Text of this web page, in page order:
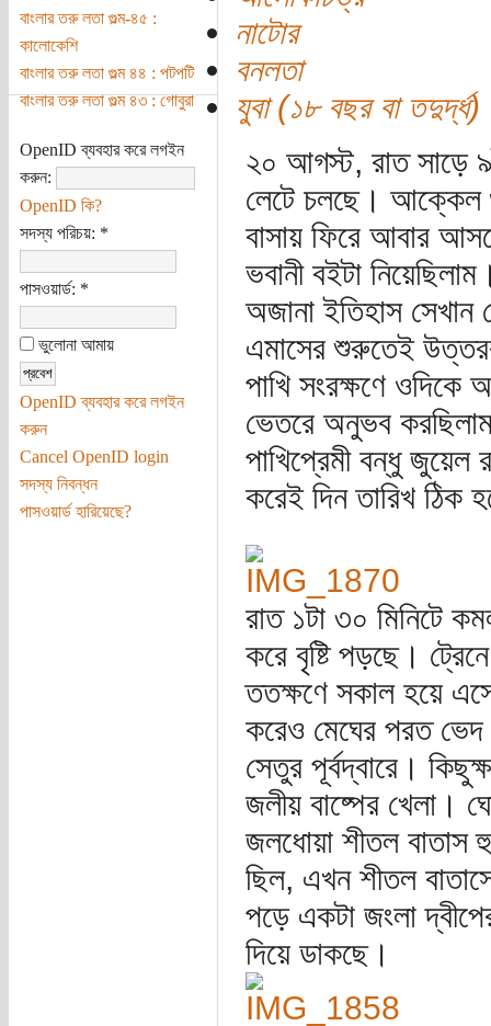
বাংলার তরু লতা গুল্ম-৪৫ :
কালোকেশি
বাংলার তরু লতা গুল্ম ৪৪ : পটপটি
বাংলার তরু লতা গুল্ম ৪৩ : গোবুরা
OpenID ব্যবহার করে লগইন
করুন:
OpenID কি?
সদস্য পরিচয়: *
পাসওয়ার্ড: *
ভুলোনা আমায়
OpenID ব্যবহার করে লগইন
করুন
Cancel OpenID login
সদস্য নিবন্ধন
পাসওয়ার্ড হারিয়েছে?
নাটোর
বনলতা
যুবা (১৮ বছর বা তদুর্দ্ধ)
২০ আগস্ট, রাত সাড়ে
লেটে চলছে। আক্কেল
বাসায় ফিরে আবার
ভবানী বইটা
অজানা ইতিহাস
এমাসের শুরুতেই
পাখি সংরক্ষণে
ভেতরে অনুভব
পাখিপ্রেমী বন্ধু জুয়েল
করেই দিন তারিখ ঠিক
রাত ১টা ৩০ মিনিটে
করে বৃষ্টি পড়ছে।
ততক্ষণে সকাল হয়ে
করেও মেঘের পরত ভেদ
সেতুর পূর্বদ্বারে।
জলীয় বাষ্পের খেলা।
জলধোয়া শীতল বাতাস
ছিল, এখন শীতল
পড়ে একটা জংলা
দিয়ে ডাকছে।